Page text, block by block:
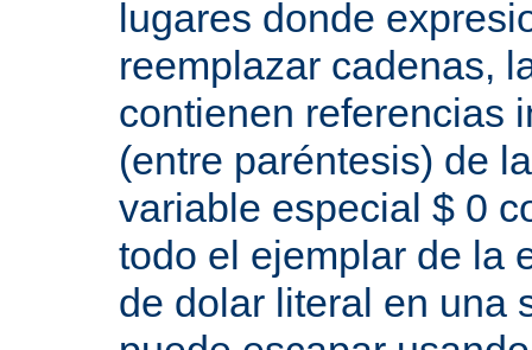
lugares donde
reemplazar cadenas,
contienen referencias
(entre paréntesis) de
variable especial $ 0
todo el ejemplar de la
de dolar literal en una